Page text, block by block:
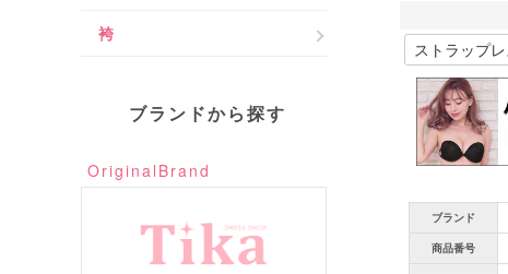
袴
ブランドから探す
OriginalBrand
ブランド
商品番号